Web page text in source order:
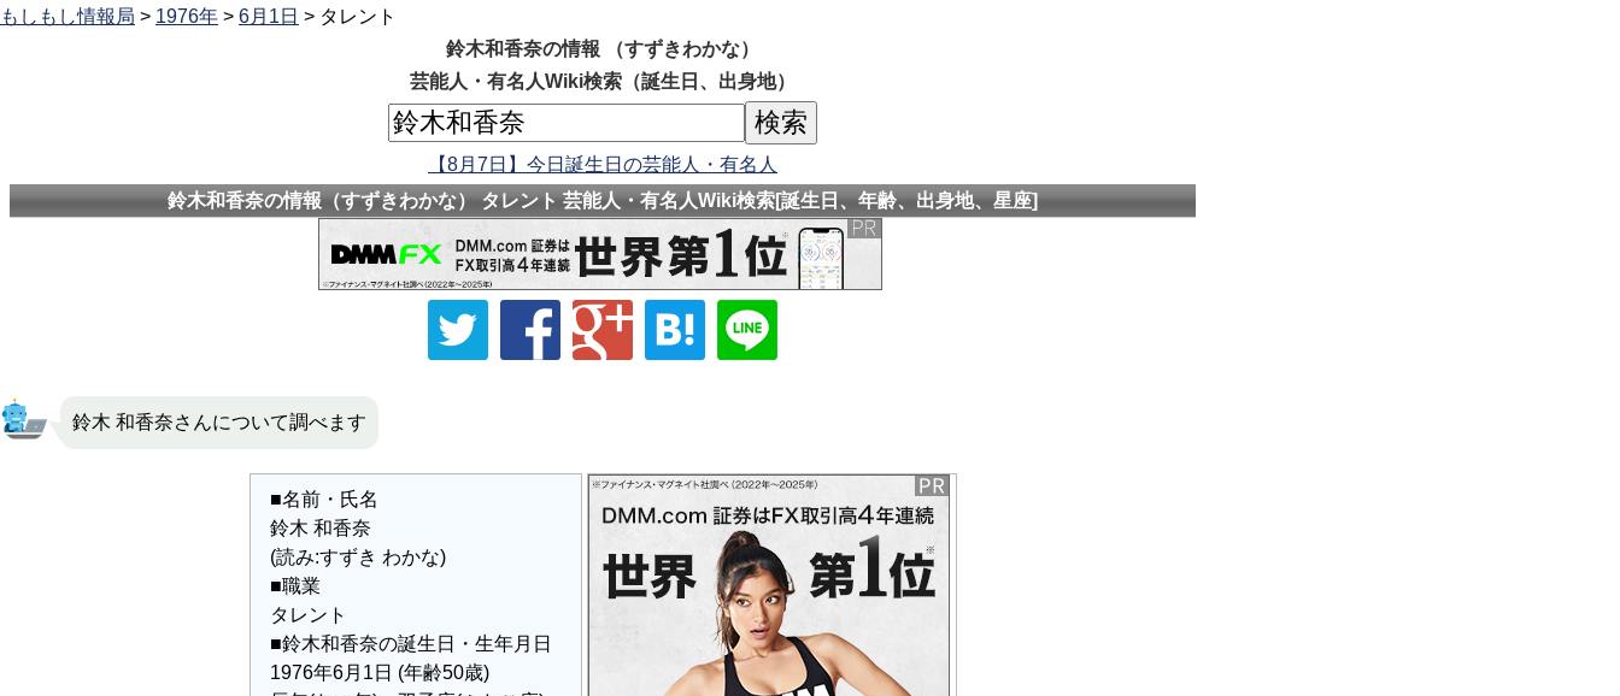
もしもし情報局 > 1976年 > 6月1日 > タレント
鈴木和香奈の情報 （すずきわかな）
芸能人・有名人Wiki検索（誕生日、出身地）
【8月7日】今日誕生日の芸能人・有名人
鈴木和香奈の情報（すずきわかな） タレント 芸能人・有名人Wiki検索[誕生日、年齢、出身地、星座]
鈴木 和香奈さんについて調べます
■名前・氏名
鈴木 和香奈
(読み:すずき わかな)
■職業
タレント
■鈴木和香奈の誕生日・生年月日
1976年6月1日 (年齢50歳)